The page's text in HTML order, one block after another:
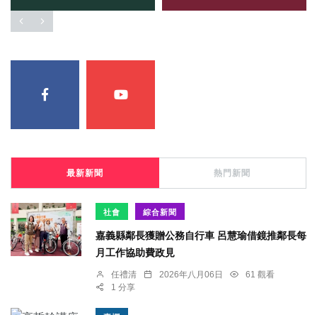
最新新聞 熱門新聞
社會 綜合新聞
嘉義縣鄰長獲贈公務自行車 呂慧瑜借鏡推鄰長每
月工作協助費政見
任禮清 2026年八月06日
61 觀看
1 分享